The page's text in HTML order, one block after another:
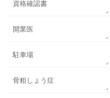
資格確認書
開業医
駐車場
骨粗しょう症